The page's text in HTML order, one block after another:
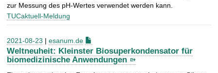
zur Messung des pH-Wertes verwendet werden kann.
TUCaktuell-Meldung
2021-08-23 | esanum.de
Weltneuheit: Kleinster Biosuperkondensator für
biomedizinische Anwendungen